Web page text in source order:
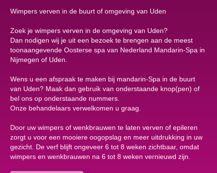
Wimpers verven in de buurt of omgeving van Uden
Zoek je wimpers verven in de omgeving van Uden?
Dan nodigen wij je uit een bezoek te brengen aan de meest
toonaangevende Oosterse spa van Nederland Mandarin-Spa in
Nijmegen of Uden.
Wens u een afspraak te maken bij mandarin-Spa in de buurt
van Uden? Maak dan gebruik van onderstaande knop(pen) of
bel ons op onderstaande nummers.
Onze behandelaars verwelkomen u graag.
Door uw wimpers of wenkbrauwen te laten verven of epileren
zorgt u voor een mooiere oogopslag en meer uitdrukking in uw
gezicht. De verf blijft ongeveer 6 tot 8 weken zichtbaar, omdat
wimpers en wenkbrauwen na 6 tot 8 weken vernieuwd zijn.